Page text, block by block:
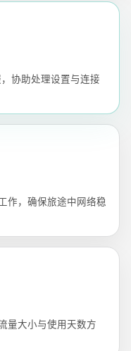
协助处理设置与连接
作，确保旅途中网络稳
量大小与使用天数方